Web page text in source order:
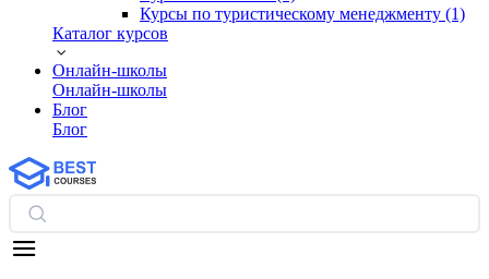
Курсы по туристическому менеджменту (1)
Каталог курсов
Онлайн-школы
Онлайн-школы
Блог
Блог